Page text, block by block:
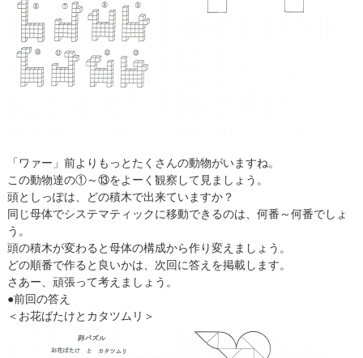
「ワァー」前よりもっとたくさんの動物がいますね。
この動物達の①～⑬をよーく観察して見ましょう。
頭としっぽは、どの積木で出来ていますか？
同じ母体でシステマティックに移動できるのは、何番～何番でしょ
う。
頭の積木が変わると母体の構成から作り変えましょう。
どの順番で作ると良いかは、次回に答えを掲載します。
さあー、頑張って考えましょう。
●前回の答え
＜お花ばたけとカタツムリ＞